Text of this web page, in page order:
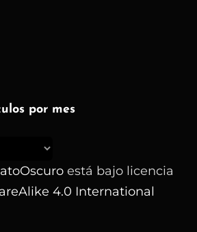
por mes
está bajo licencia
4.0 International